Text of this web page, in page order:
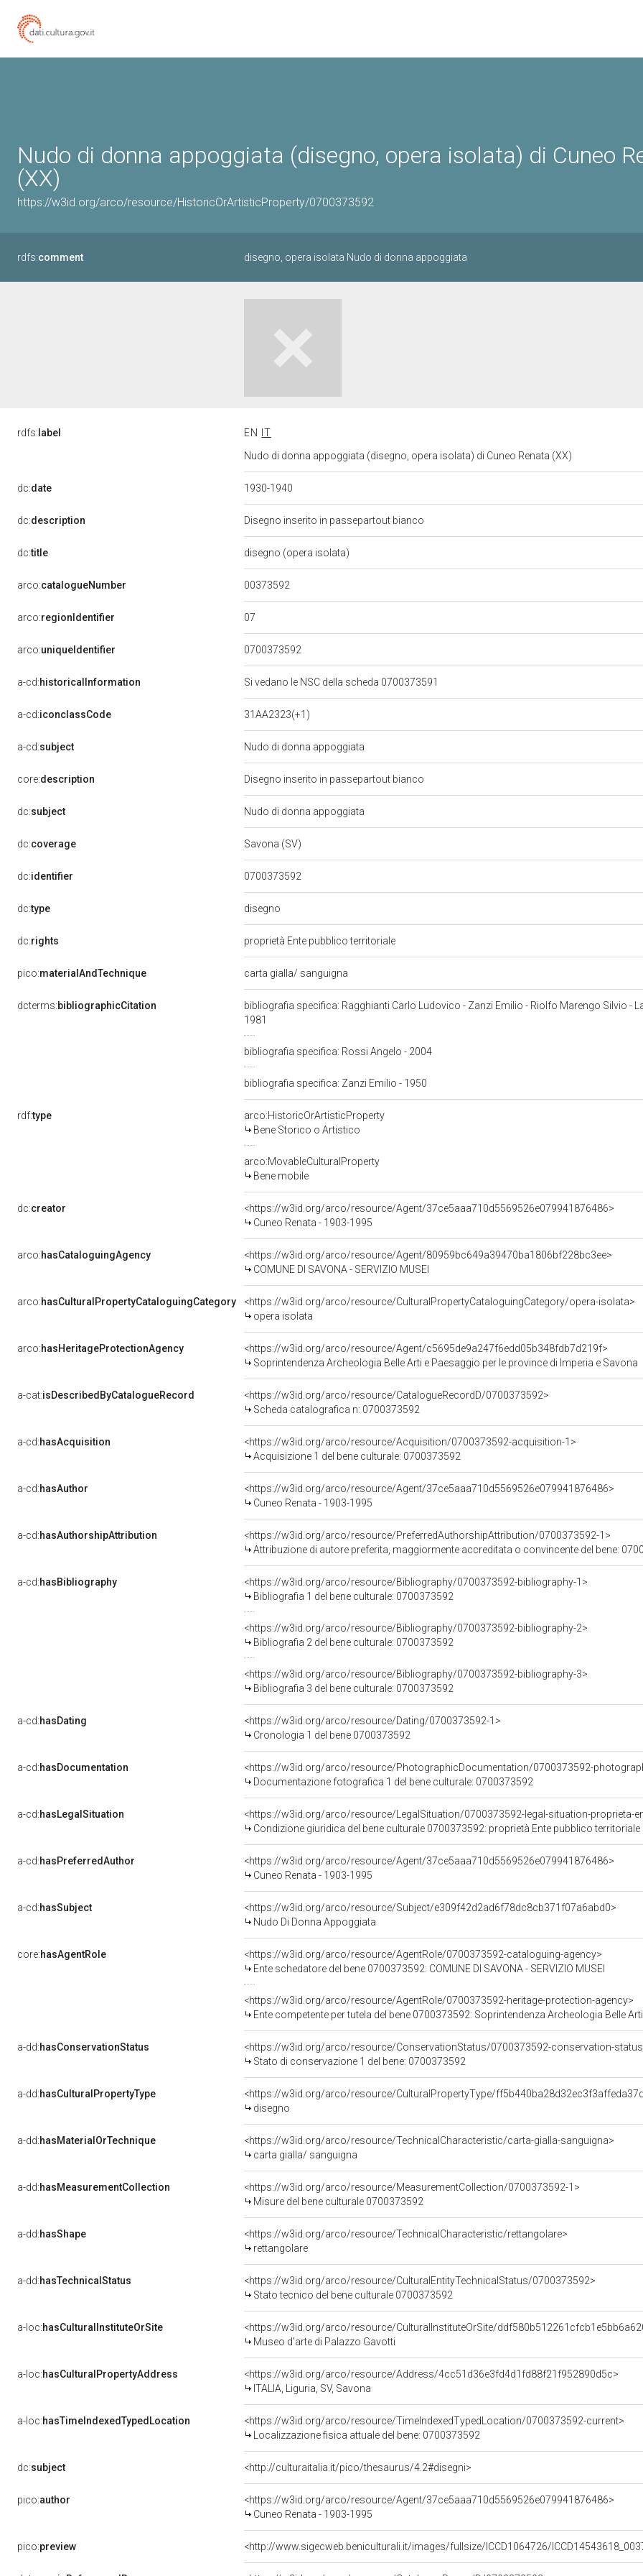
Nudo di donna appoggiata (disegno, opera isolata) di Cuneo
(XX)
https://w3id.org/arco/resource/HistoricOrArtisticProperty/0700373592
rdfs:comment disegno, opera isolata Nudo di donna appoggiata
rdfs: label EN
IT
Nudo di donna appoggiata (disegno, opera isolata) di Cuneo Renata (XX)
dc:date 1930-1940
dc:description Disegno inserito in passepartout bianco
dc:title disegno (opera isolata)
arco:catalogueNumber 00373592
arco:regionIdentifier 07
arco:uniqueIdentifier 0700373592
a-cd:historicalInformation Si vedano le NSC della scheda 0700373591
a-cd:iconclassCode 31AA2323(+1)
a-cd:subject Nudo di donna appoggiata
core:description Disegno inserito in passepartout bianco
dc:subject Nudo di donna appoggiata
dc:coverage Savona (SV)
dc:identifier 0700373592
dc:type disegno
dc:rights proprietà Ente pubblico territoriale
pico:materialAndTechnique carta gialla/ sanguigna
dcterms:bibliographicCitation
bibliografia specifica: Ragghianti Carlo Ludovico - Zanzi Emilio - Riolfo Marengo Silvio -
1981
bibliografia specifica: Rossi Angelo - 2004
bibliografia specifica: Zanzi Emilio - 1950
rdf:type
arco:HistoricOrArtisticProperty
Bene Storico o Artistico
arco:MovableCulturalProperty
Bene mobile
dc:creator
<https://w3id.org/arco/resource/Agent/37ce5aaa710d5569526e079941876486>
Cuneo Renata - 1903-1995
arco:hasCataloguingAgency
<https://w3id.org/arco/resource/Agent/80959bc649a39470ba1806bf228bc3ee>
COMUNE DI SAVONA - SERVIZIO MUSEI
arco:hasCulturalPropertyCataloguingCategory
<https://w3id.org/arco/resource/CulturalPropertyCataloguingCategory/opera-isolata>
opera isolata
arco:hasHeritageProtectionAgency
<https://w3id.org/arco/resource/Agent/c5695de9a247f6edd05b348fdb7d219f>
Soprintendenza Archeologia Belle Arti e Paesaggio per le province di Imperia e Savona
a-cat:isDescribedByCatalogueRecord
<https://w3id.org/arco/resource/CatalogueRecordD/0700373592>
Scheda catalografica n: 0700373592
a-cd:hasAcquisition
<https://w3id.org/arco/resource/Acquisition/0700373592-acquisition-1>
Acquisizione 1 del bene culturale: 0700373592
a-cd:hasAuthor
<https://w3id.org/arco/resource/Agent/37ce5aaa710d5569526e079941876486>
Cuneo Renata - 1903-1995
a-cd:hasAuthorshipAttribution
<https://w3id.org/arco/resource/PreferredAuthorshipAttribution/0700373592-1>
Attribuzione di autore preferita, maggiormente accreditata o convincente del bene:
a-cd:hasBibliography
<https://w3id.org/arco/resource/Bibliography/0700373592-bibliography-1>
Bibliografia 1 del bene culturale: 0700373592
<https://w3id.org/arco/resource/Bibliography/0700373592-bibliography-2>
Bibliografia 2 del bene culturale: 0700373592
<https://w3id.org/arco/resource/Bibliography/0700373592-bibliography-3>
Bibliografia 3 del bene culturale: 0700373592
a-cd:hasDating
<https://w3id.org/arco/resource/Dating/0700373592-1>
Cronologia 1 del bene 0700373592
a-cd:hasDocumentation
<https://w3id.org/arco/resource/PhotographicDocumentation/0700373592-
Documentazione fotografica 1 del bene culturale: 0700373592
a-cd:hasLegalSituation
<https://w3id.org/arco/resource/LegalSituation/0700373592-legal-situation-proprieta-
Condizione giuridica del bene culturale 0700373592: proprietà Ente pubblico territoriale
a-cd:hasPreferredAuthor
<https://w3id.org/arco/resource/Agent/37ce5aaa710d5569526e079941876486>
Cuneo Renata - 1903-1995
a-cd:hasSubject
<https://w3id.org/arco/resource/Subject/e309f42d2ad6f78dc8cb371f07a6abd0>
Nudo Di Donna Appoggiata
core:hasAgentRole
<https://w3id.org/arco/resource/AgentRole/0700373592-cataloguing-agency>
Ente schedatore del bene 0700373592: COMUNE DI SAVONA - SERVIZIO MUSEI
<https://w3id.org/arco/resource/AgentRole/0700373592-heritage-protection-agency>
Ente competente per tutela del bene 0700373592: Soprintendenza Archeologia Belle
a-dd:hasConservationStatus
<https://w3id.org/arco/resource/ConservationStatus/0700373592-conservation-
Stato di conservazione 1 del bene: 0700373592
a-dd:hasCulturalPropertyType
<https://w3id.org/arco/resource/CulturalPropertyType/
disegno
a-dd:hasMaterialOrTechnique
<https://w3id.org/arco/resource/TechnicalCharacteristic/carta-gialla-sanguigna>
carta gialla/ sanguigna
a-dd:hasMeasurementCollection
<https://w3id.org/arco/resource/MeasurementCollection/0700373592-1>
Misure del bene culturale 0700373592
a-dd:hasShape
<https://w3id.org/arco/resource/TechnicalCharacteristic/rettangolare>
rettangolare
a-dd:hasTechnicalStatus
<https://w3id.org/arco/resource/CulturalEntityTechnicalStatus/0700373592>
Stato tecnico del bene culturale 0700373592
a-loc:hasCulturalInstituteOrSite
<https://w3id.org/arco/resource/CulturalInstituteOrSite/
Museo d'arte di Palazzo Gavotti
a-loc:hasCulturalPropertyAddress
<https://w3id.org/arco/resource/Address/4cc51d36e3fd4d1fd88f21f952890d5c>
ITALIA, Liguria, SV, Savona
a-loc:hasTimeIndexedTypedLocation
<https://w3id.org/arco/resource/TimeIndexedTypedLocation/0700373592-current>
Localizzazione fisica attuale del bene: 0700373592
dc:subject <http://culturaitalia.it/pico/thesaurus/4.2#disegni>
pico:author
<https://w3id.org/arco/resource/Agent/37ce5aaa710d5569526e079941876486>
Cuneo Renata - 1903-1995
pico:preview <http://www.sigecweb.beniculturali.it/images/fullsize/ICCD1064726/